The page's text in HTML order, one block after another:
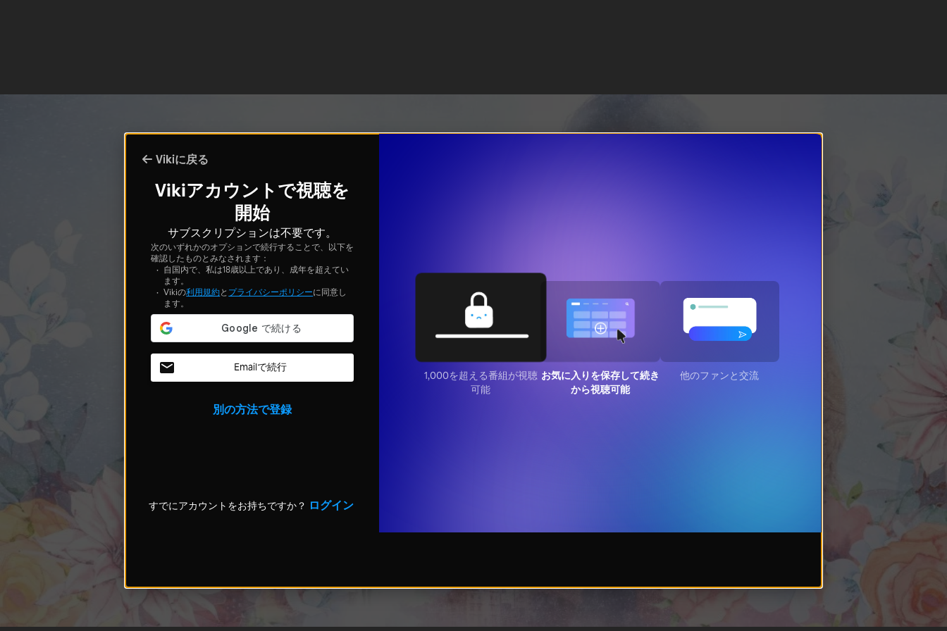
Vikiに戻る
Vikiアカウントで視聴を
開始
サブスクリプションは不要です。
次のいずれかのオプションで続行することで、以下を
確認したものとみなされます：
自国内で、私は18歳以上であり、成年を超えてい
ます。
Vikiの利用規約と プライバシーポリシーに同意し
ます。
Emailで続行
別の方法で登録
すでにアカウントをお持ちですか？ ログイン
1,000を超える番組が視聴
可能
お気に入りを保存して続き
から視聴可能
他のファンと交流